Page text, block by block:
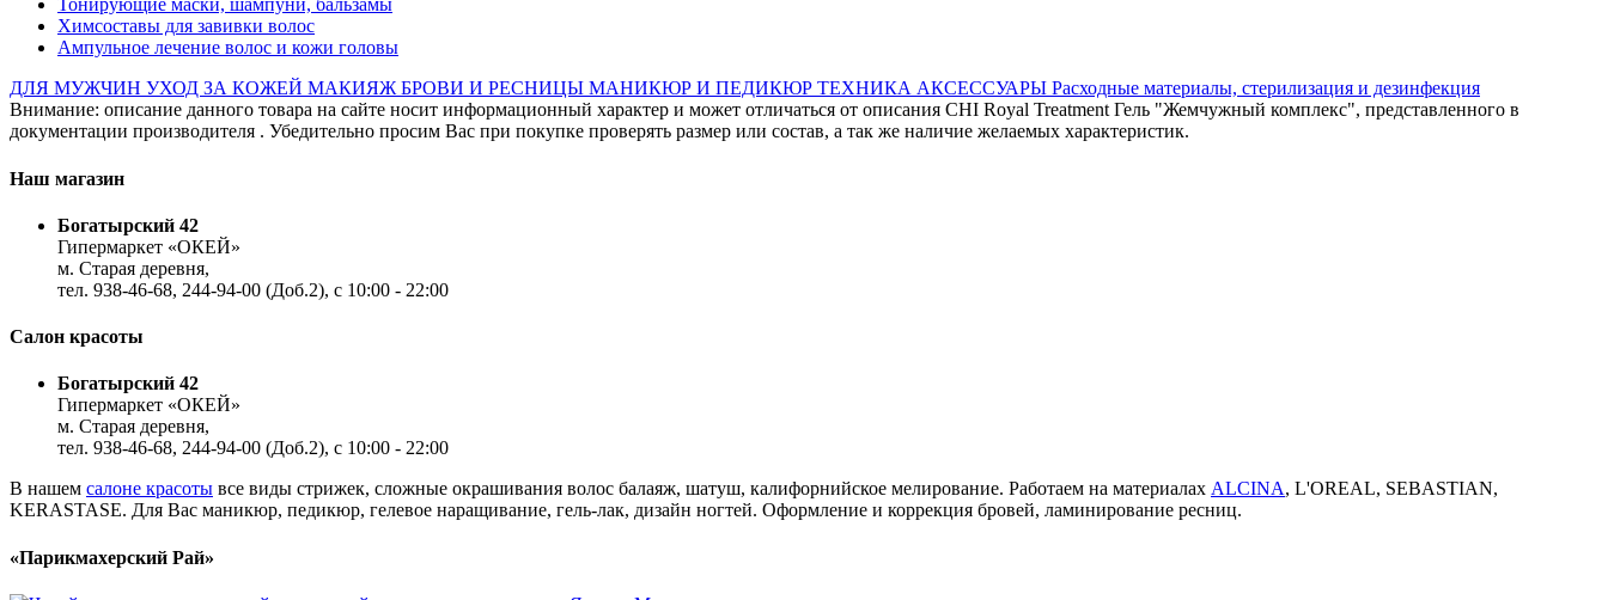
Тонирующие маски, шампуни, бальзамы
Химсоставы для завивки волос
Ампульное лечение волос и кожи головы
ДЛЯ МУЖЧИН УХОД ЗА КОЖЕЙ МАКИЯЖБРОВИ И РЕСНИЦЫ МАНИКЮР И ПЕДИКЮР ТЕХНИКА АКСЕССУАРЫ Расходные материалы, стерилизация и дезинфекция
Внимание: описание данного товара на сайте носит информационный характер и может отличаться от описания CHI Royal Treatment Гель "Жемчужный комплекс", представленного в
документации производителя . Убедительно просим Вас при покупке проверять размер или состав, а так же наличие желаемых характеристик.
Наш магазин
Богатырский 42
Гипермаркет «ОКЕЙ»
м. Старая деревня,
тел. 938-46-68, 244-94-00 (Доб.2), c 10:00 - 22:00
Салон красоты
Богатырский 42
Гипермаркет «ОКЕЙ»
м. Старая деревня,
тел. 938-46-68, 244-94-00 (Доб.2), c 10:00 - 22:00
В нашем салоне красоты все виды стрижек, сложные окрашивания волос балаяж, шатуш, калифорнийское мелирование. Работаем на материалах ALCINA, L'OREAL, SEBASTIAN,
KERASTASE. Для Вас маникюр, педикюр, гелевое наращивание, гель-лак, дизайн ногтей. Оформление и коррекция бровей, ламинирование ресниц.
«Парикмахерский Рай»